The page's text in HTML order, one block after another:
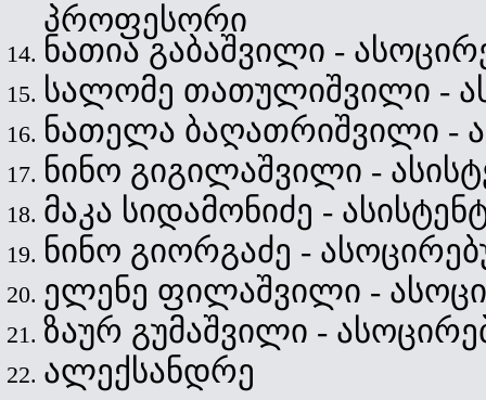
პროფესორი
ნათია გაბაშვილი -
სალომე თათულიშვილი -
ნათელა ბაღათრიშვილი -
ნინო გიგილაშვილი -
მაკა სიდამონიძე -
ნინო გიორგაძე -
ელენე ფილაშვილი -
ზაურ გუმაშვილი -
ალექსანდრე